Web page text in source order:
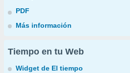
PDF
Más información
Tiempo en tu Web
Widget de El tiempo